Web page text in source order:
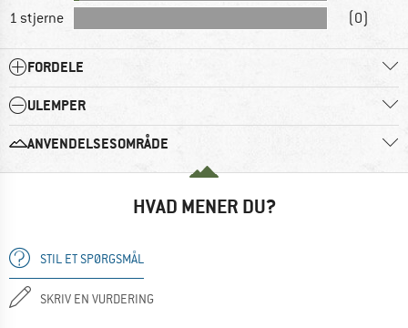
1 stjerne
(0)
FORDELE
ULEMPER
ANVENDELSESOMRÅDE
HVAD MENER DU?
STIL ET SPØRGSMÅL
SKRIV EN VURDERING